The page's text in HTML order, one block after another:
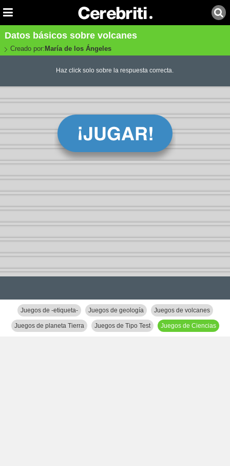
Datos básicos sobre volcanes
Creado por: María de los Ángeles
Haz click solo sobre la respuesta correcta.
Juegos de -etiqueta- Juegos de geología Juegos de volcanes
Juegos de planeta Tierra Juegos de Tipo Test Juegos de Ciencias